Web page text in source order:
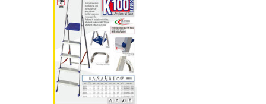
NON DISPONIBILE A MAGAZZINO
Avvisami quando disponibile